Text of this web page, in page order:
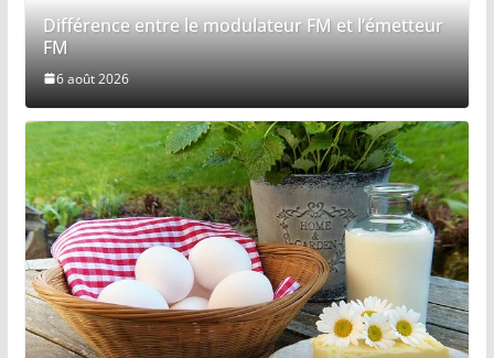
Différence entre le modulateur FM et l’émetteur
FM
6 août 2026